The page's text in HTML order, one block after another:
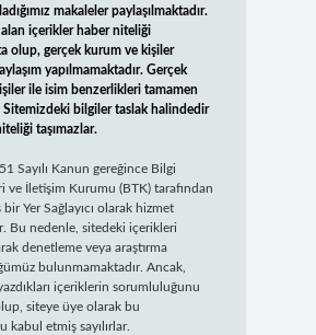
makaleler paylaşılmaktadır.
alan içerikler haber niteliği
olup, gerçek kurum ve kişiler
yapılmamaktadır. Gerçek
ile isim benzerlikleri tamamen
bilgiler taslak halindedir
taşımazlar.
Sayılı Kanun gereğince Bilgi
ve İletişim Kurumu (BTK) tarafından
bir Yer Sağlayıcı olarak hizmet
Bu nedenle, sitedeki içerikleri
denetleme veya araştırma
bulunmamaktadır. Ancak,
içeriklerin sorumluluğunu
siteye üye olarak bu
kabul etmiş sayılırlar.